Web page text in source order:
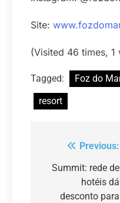
Site:
(Visited 46 times, 1
Tagged: Foz do
resort
Navegação
de
Post
Previous:
Summit: rede de
hotéis dá
desconto para